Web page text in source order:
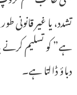
تشدد، یا غیر قانونی
ہے” کو تسلیم
دباؤ ڈالتا ہے۔